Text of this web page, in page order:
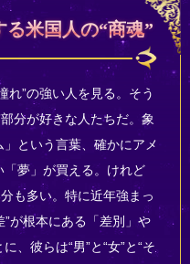
米国人の“商魂”
れ”の強い人を見る。そう
分が好きな人たちだ。象
という言葉、確かにアメ
「夢」が買える。けれど
も多い。特に近年強まっ
”が根本にある「差別」や
、彼らは“男”と“女”と“そ